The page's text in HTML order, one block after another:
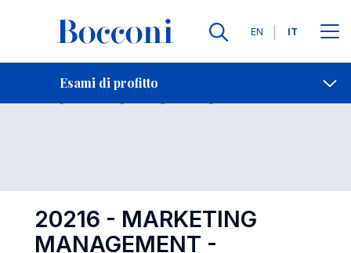
Lingue
EN IT
Esami di profitto
Contatti
Esame 20216 Open
20216 - MARKETING
MANAGEMENT -